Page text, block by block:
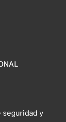
seguridad y